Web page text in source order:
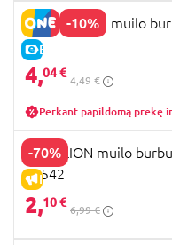
-10%
E-KAINA
PAW PATROL muilo
4,04 €
4,49 €
Perkant papildomą prekę
-70%
IŠPARDAVIMAS
GAZILLION muilo
36542
2,10 €
6,99 €